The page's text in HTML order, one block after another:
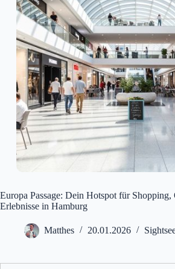
Europa Passage: Dein Hotspot für Shopping,
Erlebnisse in Hamburg
Matthes 20.01.2026